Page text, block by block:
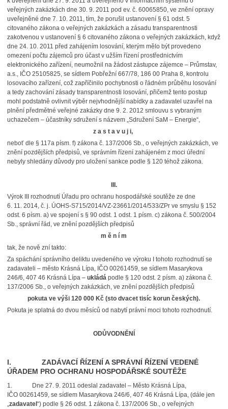
veřejných zakázkách dne 30. 9. 2011 pod ev. č. 60065850, ve znění opravy
uveřejněné dne 7. 10. 2011, tím, že porušil ustanovení § 61 odst. 5
citovaného zákona o veřejných zakázkách a zásadu transparentnosti
zakotvenou v ustanovení § 6 citovaného zákona o veřejných zakázkách, když
dne 24. 10. 2011 před zahájením losování, kterým mělo být provedeno
omezení počtu zájemců pro účast v užším řízení prostřednictvím
elektronického zařízení, neumožnil na žádost zástupce zájemce – Průmstav,
a.s., IČO 25105825, se sídlem Pobřežní 667/78, 186 00 Praha 8, kontrolu
losovacího zařízení, což zapříčinilo pochybnosti o řádném průběhu losování
a tedy zachování zásady transparentnosti losování, přičemž tento postup
mohl podstatně ovlivnit výběr nejvhodnější nabídky a zadavatel uzavřel na
plnění předmětné veřejné zakázky dne 9. 2. 2012 smlouvu s vybraným
uchazečem – účastníky sdružení s názvem „Sdružení SaM – Energie“,
z a s t a v u j i,
neboť dle § 117a písm. f) zákona č. 137/2006 Sb., o veřejných zakázkách, ve
znění pozdějších předpisů, ve správním řízení zahájeném z moci úřední
nebyly shledány důvody pro uložení sankce podle § 120 téhož zákona.
III.
Výrok III rozhodnutí Úřadu pro ochranu hospodářské soutěže ze dne
6. 11. 2014, č. j. ÚOHS-S715/2014/VZ-23661/2014/533/ZPr ve smyslu § 152
odst. 6 písm. a) ve spojení s § 90 odst. 1 odst. 1 písm. c) zákona č. 500/2004
Sb., správní řád, ve znění pozdějších předpisů
m ě n í m
tak, že nově zní takto:
Za spáchání správního deliktu uvedeného ve výroku I tohoto rozhodnutí se
zadavateli – město Krásná Lípa, IČO 00261459, se sídlem Masarykova
246/6, 407 46 Krásná Lípa – ukládá podle § 120 odst. 2 písm. a) zákona č.
137/2006 Sb., o veřejných zakázkách, ve znění pozdějších předpisů
pokuta ve výši 120 000 Kč (sto dvacet tisíc korun českých).
Pokuta je splatná do dvou měsíců od nabytí právní moci tohoto rozhodnutí.
ODŮVODNĚNÍ
I. ZADÁVACÍ ŘÍZENÍ A SPRÁVNÍ ŘÍZENÍ VEDENÉ
ÚŘADEM PRO OCHRANU HOSPODÁŘSKÉ SOUTĚŽE
1.
Dne 27. 9. 2011 odeslal zadavatel – Město Krásná Lípa,
IČO 00261459, se sídlem Masarykova 246/6, 407 46 Krásná Lípa, (dále jen
„zadavatel “) podle § 26 odst. 1 zákona č. 137/2006 Sb., o veřejných